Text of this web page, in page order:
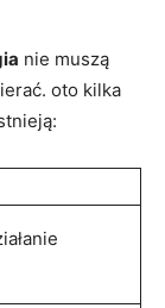
nie muszą
oto​ kilka